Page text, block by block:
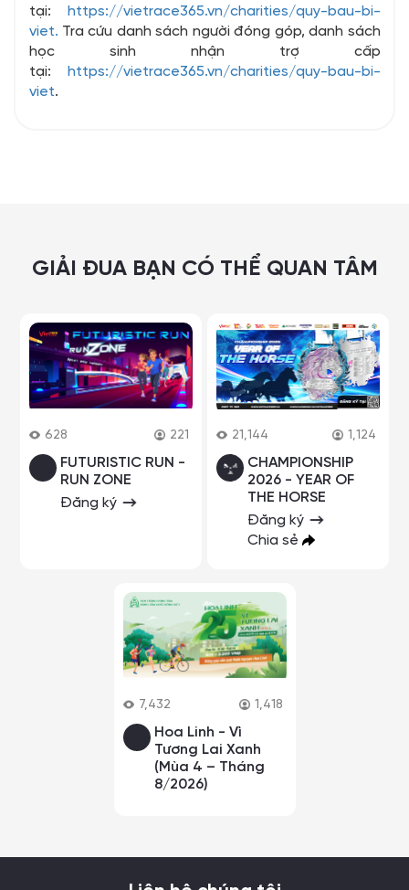
tại:
https://vietrace365.vn/charities/quy-bau-bi-
viet. Tra cứu danh sách người đóng góp, danh sách
học sinh nhận trợ cấp
tại:
https://vietrace365.vn/charities/quy-bau-bi-
viet.
GIẢI ĐUA BẠN CÓ THỂ QUAN TÂM
628 221
FUTURISTIC RUN -
RUN ZONE
Đăng ký
21,144 1,124
CHAMPIONSHIP
2026 - YEAR OF
THE HORSE
Đăng ký
Chia sẻ
7,432 1,418
Hoa Linh - Vì
Tương Lai Xanh
(Mùa 4 – Tháng
8/2026)